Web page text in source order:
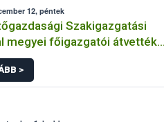
12, péntek
Szakigazgatási
megyei főigazgatói átvették
>